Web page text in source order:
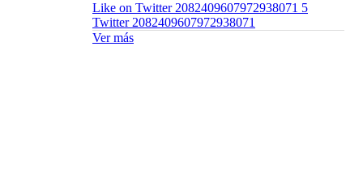
Like on Twitter 2082409607972938071 5
Twitter 2082409607972938071
Ver más